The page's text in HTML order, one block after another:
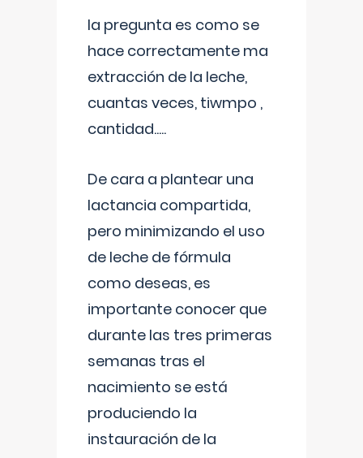
la pregunta es como se
hace correctamente ma
extracción de la leche,
cuantas veces, tiwmpo ,
cantidad.....
De cara a plantear una
lactancia compartida,
pero minimizando el uso
de leche de fórmula
como deseas, es
importante conocer que
durante las tres primeras
semanas tras el
nacimiento se está
produciendo la
instauración de la